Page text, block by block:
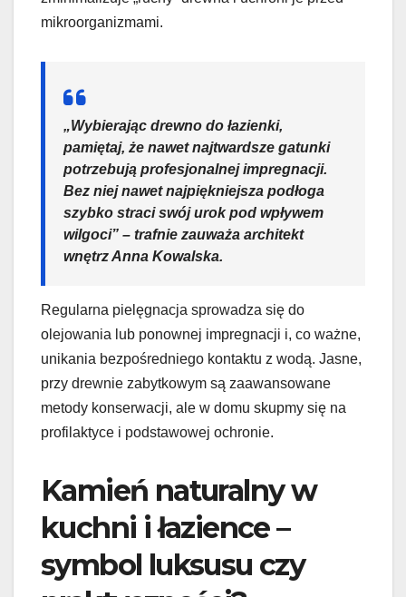
mikroorganizmami.
„Wybierając drewno do łazienki,
pamiętaj, że nawet najtwardsze gatunki
potrzebują profesjonalnej impregnacji.
Bez niej nawet najpiękniejsza podłoga
szybko straci swój urok pod wpływem
wilgoci” – trafnie zauważa architekt
wnętrz Anna Kowalska.
Regularna pielęgnacja sprowadza się do
olejowania lub ponownej impregnacji i, co ważne,
unikania bezpośredniego kontaktu z wodą. Jasne,
przy drewnie zabytkowym są zaawansowane
metody konserwacji, ale w domu skupmy się na
profilaktyce i podstawowej ochronie.
Kamień naturalny w
kuchni i łazience –
symbol luksusu czy